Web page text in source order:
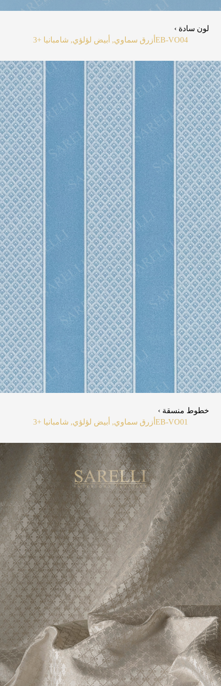
لون سادة ›
EB-VO04 أزرق سماوي, أبيض لؤلؤي, شامبانيا +3
خطوط منسقة ›
EB-VO01 أزرق سماوي, أبيض لؤلؤي, شامبانيا +3